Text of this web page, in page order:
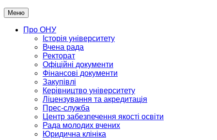
Меню
Про ОНУ
Історія університету
Вчена рада
Ректорат
Офіційні документи
Фінансові документи
Закупівлі
Керівництво університету
Ліцензування та акредитація
Прес-служба
Центр забезпечення якості освіти
Рада молодих вчених
Юридична клініка